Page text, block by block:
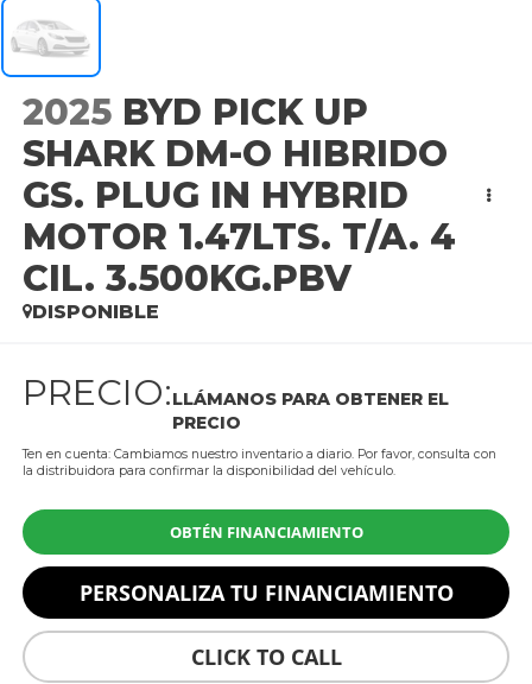
2025 BYD PICK UP
SHARK DM-O HIBRIDO
GS. PLUG IN HYBRID
MOTOR 1.47LTS. T/A. 4
CIL. 3.500KG.PBV
DISPONIBLE
PRECIO:LLÁMANOS PARA OBTENER EL
PRECIO
Ten en cuenta: Cambiamos nuestro inventario a diario. Por favor, consulta con
la distribuidora para confirmar la disponibilidad del vehículo.
OBTÉN FINANCIAMIENTO
PERSONALIZA TU FINANCIAMIENTO
CLICK TO CALL